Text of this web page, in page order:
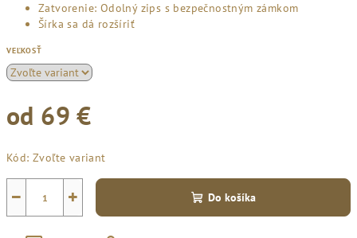
Zatvorenie: Odolný zips s bezpečnostným zámkom
Šírka sa dá rozšíriť
VEĽKOSŤ
od 69 €
cena:
Kód: Zvoľte variant
+
− Do košíka